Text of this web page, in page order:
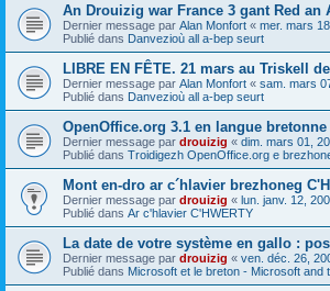
An Drouizig war France 3 gant Red an
Dernier message par Alan Monfort « mer. mars
Publié dans Danvezioù all a-bep seurt
LIBRE EN FÊTE. 21 mars au Triskell
Dernier message par Alan Monfort « sam. mars
Publié dans Danvezioù all a-bep seurt
OpenOffice.org 3.1 en langue
Dernier message par drouizig « dim. mars 01,
Publié dans Troidigezh OpenOffice.org e
Mont en-dro ar c´hlavier brezhoneg
Dernier message par drouizig « lun. janv. 12,
Publié dans Ar c'hlavier C'HWERTY
La date de votre système en gallo :
Dernier message par drouizig « ven. déc. 26,
Publié dans Microsoft et le breton - Microsoft and